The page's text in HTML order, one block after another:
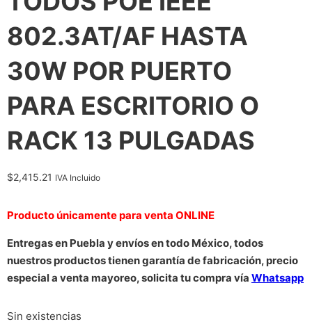
802.3AT/AF HASTA
30W POR PUERTO
PARA ESCRITORIO O
RACK 13 PULGADAS
$2,415.21 IVA Incluido
Producto únicamente para venta ONLINE
Entregas en Puebla y envíos en todo México, todos
nuestros productos tienen garantía de fabricación, precio
especial a venta mayoreo, solicita tu compra vía Whatsapp
Sin existencias